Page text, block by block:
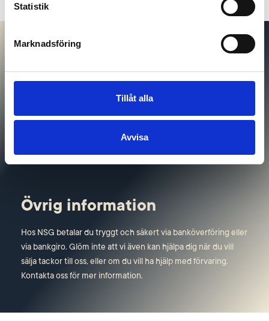
Statistik
Marknadsföring
Tillåt alla
Avvisa
Leveransinformation
Vid beställning av investeringsprodukter där fysisk leverans
försäkring. Vill du inte ha din beställning skickad? Då finns
även möjligheten att hämta upp din beställning på vår
Övrig information
Hos NSG betalar du tryggt och säkert via banköverföring eller
via bankgiro. Glöm inte att vi även kan hjälpa dig när du vill
sälja tackor till oss, eller om du vill ha hjälp med förvaring.
Kontakta oss för mer information.